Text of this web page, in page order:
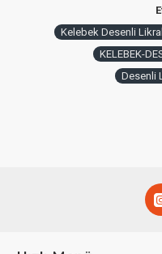
Kelebek Desenli
KELEBEK-
Desenli